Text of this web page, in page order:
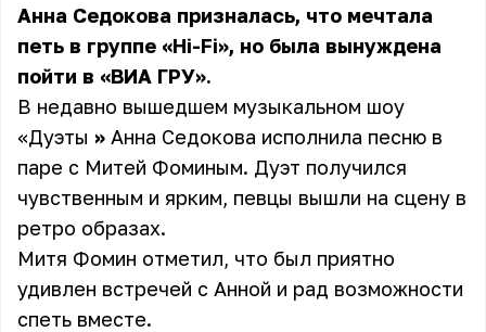
Анна Седокова призналась, что мечтала
петь в группе «Hi-Fi», но была вынуждена
пойти в «ВИА ГРУ».
В недавно вышедшем музыкальном шоу
«Дуэты » Анна Седокова исполнила песню в
паре с Митей Фоминым. Дуэт получился
чувственным и ярким, певцы вышли на сцену в
ретро образах.
Митя Фомин отметил, что был приятно
удивлен встречей с Анной и рад возможности
спеть вместе.